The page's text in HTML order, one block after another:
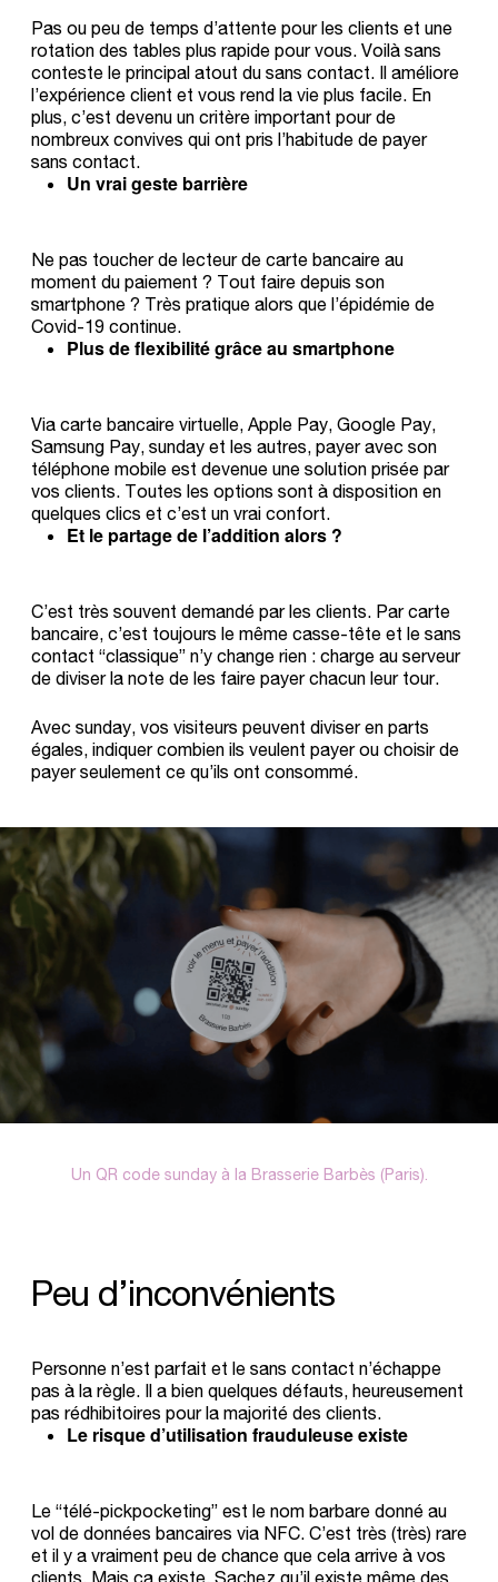
Pas ou peu de temps d’attente pour les clients et une
rotation des tables plus rapide pour vous. Voilà sans
conteste le principal atout du sans contact. Il améliore
l’expérience client et vous rend la vie plus facile. En
plus, c’est devenu un critère important pour de
nombreux convives qui ont pris l’habitude de payer
sans contact.
Un vrai geste barrière
Ne pas toucher de lecteur de carte bancaire au
moment du paiement ? Tout faire depuis son
smartphone ? Très pratique alors que l’épidémie de
Covid-19 continue.
Plus de flexibilité grâce au smartphone
Via carte bancaire virtuelle, Apple Pay, Google Pay,
Samsung Pay, sunday et les autres, payer avec son
téléphone mobile est devenue une solution prisée par
vos clients. Toutes les options sont à disposition en
quelques clics et c’est un vrai confort.
Et le partage de l’addition alors ?
C’est très souvent demandé par les clients. Par carte
bancaire, c’est toujours le même casse-tête et le sans
contact “classique” n’y change rien : charge au serveur
de diviser la note de les faire payer chacun leur tour.
Avec sunday, vos visiteurs peuvent diviser en parts
égales, indiquer combien ils veulent payer ou choisir de
payer seulement ce qu’ils ont consommé.
Un QR code sunday à la Brasserie Barbès (Paris).
Peu d’inconvénients
Personne n’est parfait et le sans contact n’échappe
pas à la règle. Il a bien quelques défauts, heureusement
pas rédhibitoires pour la majorité des clients.
Le risque d’utilisation frauduleuse existe
Le “télé-pickpocketing” est le nom barbare donné au
vol de données bancaires via NFC. C’est très (très) rare
et il y a vraiment peu de chance que cela arrive à vos
clients. Mais ça existe. Sachez qu’il existe même des